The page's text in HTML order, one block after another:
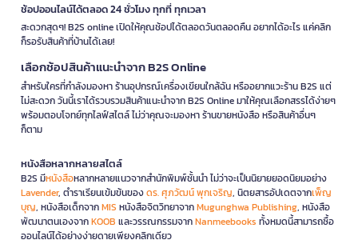
ช้อปออนไลน์ได้ตลอด 24 ชั่วโมง ทุกที่ ทุกเวลา
สะดวกสุดๆ! B2S online เปิดให้คุณช้อปได้ตลอดวันตลอดคืน อยากได้อะไร แค่คลิก
ก็รอรับสินค้าที่บ้านได้เลย!
เลือกช้อปสินค้าแนะนำจาก B2S Online
สำหรับใครที่กำลังมองหา ร้านอุปกรณ์เครื่องเขียนใกล้ฉัน หรืออยากแวะร้าน B2S แต่
ไม่สะดวก วันนี้เราได้รวบรวมสินค้าแนะนำจาก B2S Online มาให้คุณเลือกสรรได้ง่ายๆ
พร้อมตอบโจทย์ทุกไลฟ์สไตล์ ไม่ว่าคุณจะมองหา ร้านขายหนังสือ หรือสินค้าอื่นๆ
ก็ตาม
หนังสือหลากหลายสไตล์
B2S มีหนังสือหลากหลายแนวจากสำนักพิมพ์ชั้นนำ ไม่ว่าจะเป็นนิยายยอดนิยมอย่าง
Lavender, ตำราเรียนเข้มข้นของดร. ศุภวัฒน์ พุกเจริญ, นิตยสารอัปเดตจากเพ็ญ
บุญ, หนังสือเด็กจากMIS หนังสือจิตวิทยาจากMugunghwa Publishing, หนังสือ
พัฒนาตนเองจากKOOB และวรรณกรรมจากNanmeebooks ทั้งหมดนี้สามารถซื้อ
ออนไลน์ได้อย่างง่ายดายเพียงคลิกเดียว